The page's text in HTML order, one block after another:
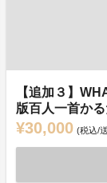
【追加３】
版百人一首か
¥30,000 (税込/